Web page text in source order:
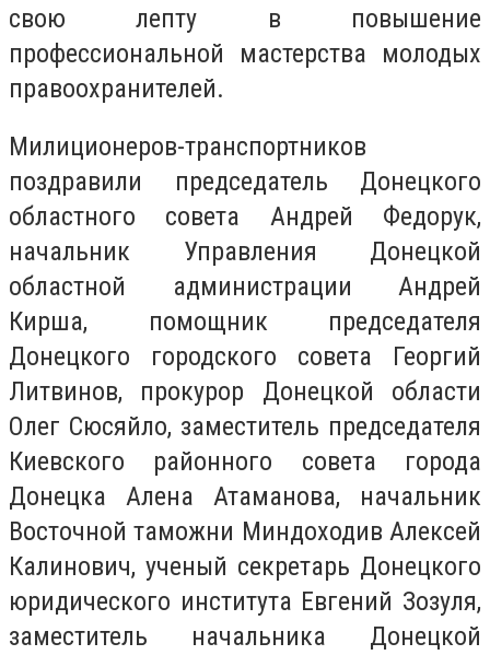
свою лепту в повышение
профессиональной мастерства молодых
правоохранителей.
Милиционеров-транспортников
поздравили председатель Донецкого
областного совета Андрей Федорук,
начальник Управления Донецкой
областной администрации Андрей
Кирша, помощник председателя
Донецкого городского совета Георгий
Литвинов, прокурор Донецкой области
Олег Сюсяйло, заместитель председателя
Киевского районного совета города
Донецка Алена Атаманова, начальник
Восточной таможни Миндоходив Алексей
Калинович, ученый секретарь Донецкого
юридического института Евгений Зозуля,
заместитель начальника Донецкой